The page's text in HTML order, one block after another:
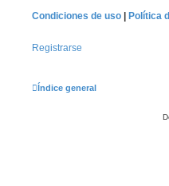
Condiciones de uso | Política
Registrarse
Índice general